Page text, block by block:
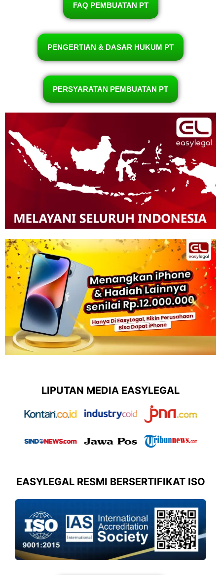
FAQ PEMBUATAN PT
PENGERTIAN & DASAR HUKUM PT
PERSYARATAN PEMBUATAN PT
LIPUTAN MEDIA EASYLEGAL
EASYLEGAL RESMI BERSERTIFIKAT ISO